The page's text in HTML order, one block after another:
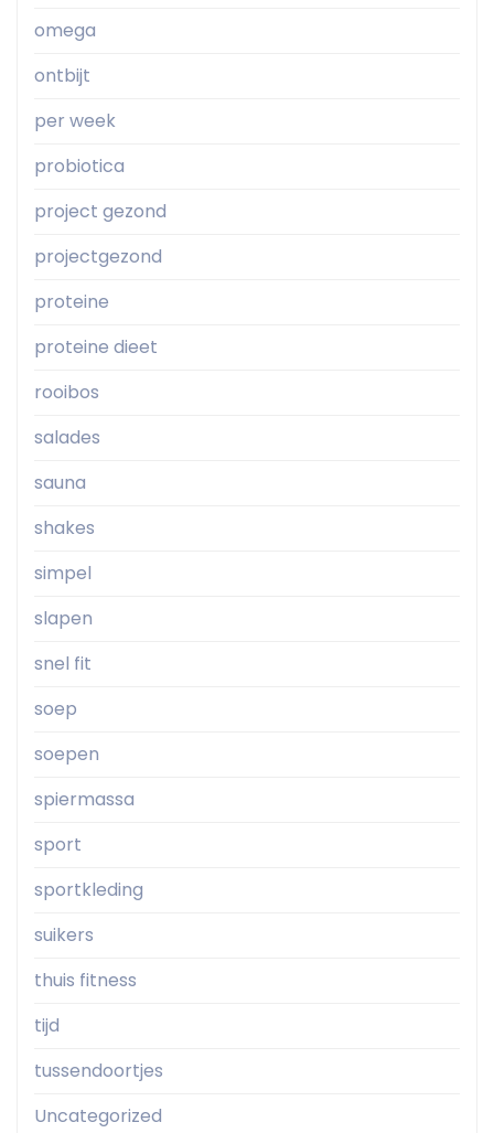
omega
ontbijt
per week
probiotica
project gezond
projectgezond
proteine
proteine dieet
rooibos
salades
sauna
shakes
simpel
slapen
snel fit
soep
soepen
spiermassa
sport
sportkleding
suikers
thuis fitness
tijd
tussendoortjes
Uncategorized